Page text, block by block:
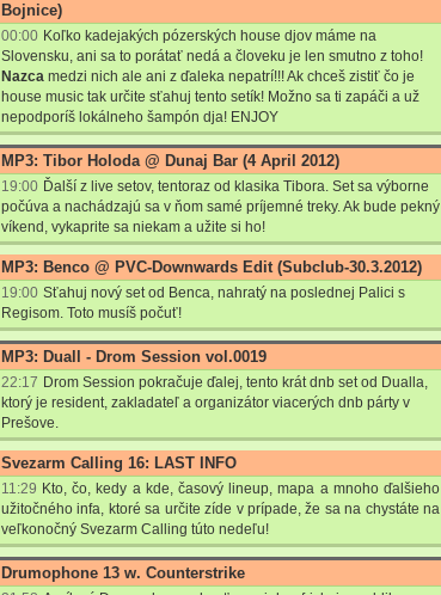
Bojnice)
00:00 Koľko kadejakých pózerských house djov máme na
Slovensku, ani sa to porátať nedá a človeku je len smutno z toho!
Nazca medzi nich ale ani z ďaleka nepatrí!!! Ak chceš zistiť čo je
house music tak určite sťahuj tento setík! Možno sa ti zapáči a už
nepodporíš lokálneho šampón dja! ENJOY
MP3: Tibor Holoda @ Dunaj Bar (4 April 2012)
19:00 Ďalší z live setov, tentoraz od klasika Tibora. Set sa výborne
počúva a nachádzajú sa v ňom samé príjemné treky. Ak bude pekný
víkend, vykaprite sa niekam a užite si ho!
MP3: Benco @ PVC-Downwards Edit (Subclub-30.3.2012)
19:00 Sťahuj nový set od Benca, nahratý na poslednej Palici s
Regisom. Toto musíš počuť!
MP3: Duall - Drom Session vol.0019
22:17 Drom Session pokračuje ďalej, tento krát dnb set od Dualla,
ktorý je resident, zakladateľ a organizátor viacerých dnb párty v
Prešove.
Svezarm Calling 16: LAST INFO
11:29 Kto, čo, kedy a kde, časový lineup, mapa a mnoho ďalšieho
užitočného infa, ktoré sa určite zíde v prípade, že sa na chystáte na
veľkonočný Svezarm Calling túto nedeľu!
Drumophone 13 w. Counterstrike